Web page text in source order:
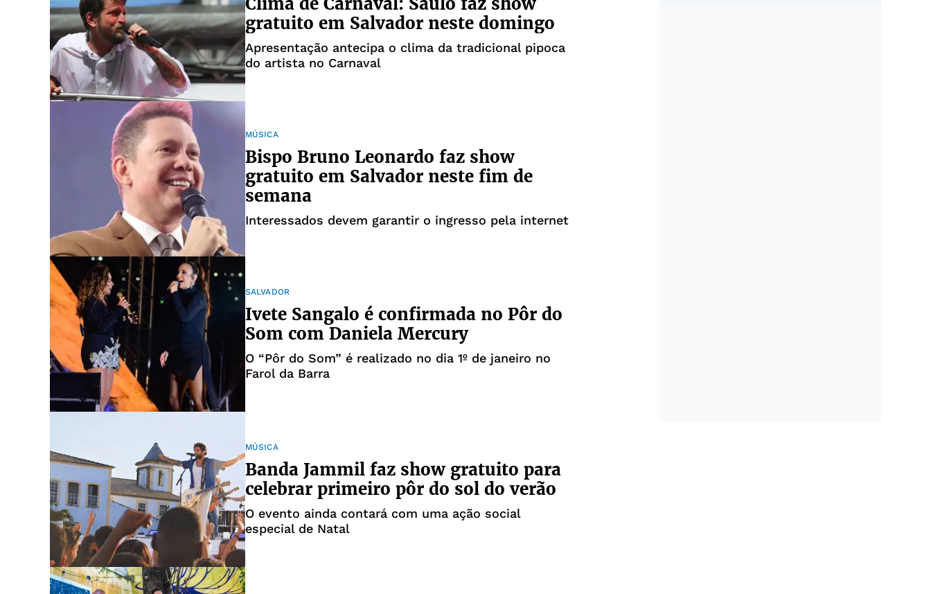
gratuito em Salvador neste domingo
Apresentação antecipa o clima da tradicional pipoca
do artista no Carnaval
MÚSICA
Bispo Bruno Leonardo faz show
gratuito em Salvador neste fim de
semana
Interessados devem garantir o ingresso pela internet
SALVADOR
Ivete Sangalo é confirmada no Pôr do
Som com Daniela Mercury
O “Pôr do Som” é realizado no dia 1º de janeiro no
Farol da Barra
MÚSICA
Banda Jammil faz show gratuito para
celebrar primeiro pôr do sol do verão
O evento ainda contará com uma ação social
especial de Natal